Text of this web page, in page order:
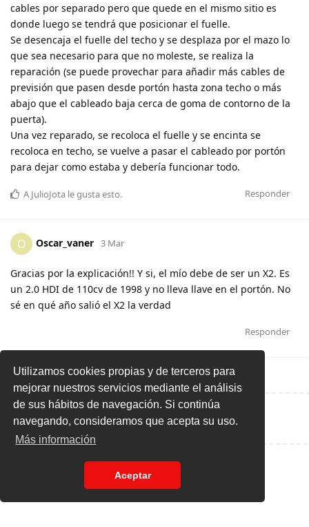
Utilizamos cookies propias y de terceros para
mejorar nuestros servicios mediante el análisis
de sus hábitos de navegación. Si continúa
navegando, consideramos que acepta su uso.
Más información
Aceptar
cables por separado pero que quede en el mismo sitio es
donde luego se tendrá que posicionar el fuelle.
Se desencaja el fuelle del techo y se desplaza por el mazo lo
que sea necesario para que no moleste, se realiza la
reparación (se puede provechar para añadir más cables de
previsión que pasen desde portón hasta zona techo o más
abajo que el cableado baja cerca de goma de contorno de la
puerta).
Una vez reparado, se recoloca el fuelle y se encinta se
recoloca en techo, se vuelve a pasar el cableado por portón
para dejar como estaba y debería funcionar todo.
Responder
A JulioJota le gusta esto.
O Oscar_vaner 3 Mar
Gracias por la explicación!! Y si, el mío debe de ser un X2. Es
un 2.0 HDI de 110cv de 1998 y no lleva llave en el portón. No
sé en qué año salió el X2 la verdad
Responder
Escribe una respuesta...